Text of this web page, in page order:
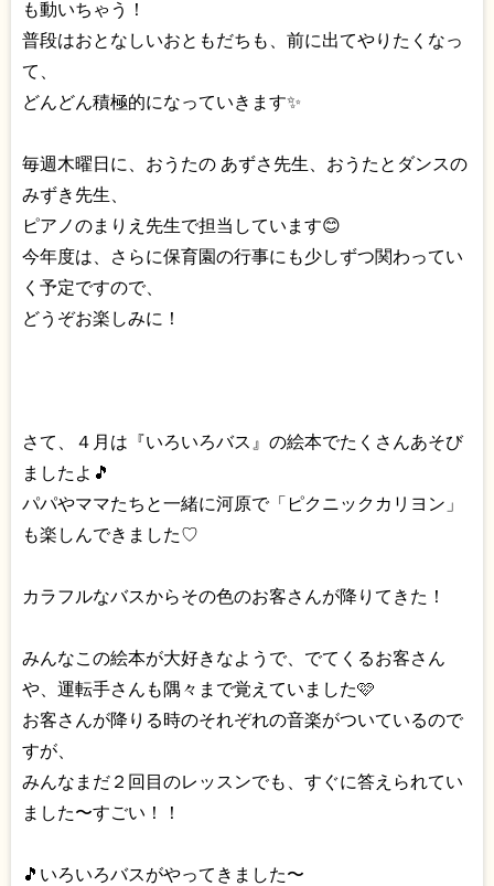
も動いちゃう！
普段はおとなしいおともだちも、前に出てやりたくなっ
て、
どんどん積極的になっていきます✨
毎週木曜日に、おうたの あずさ先生、おうたとダンスの
みずき先生、
ピアノのまりえ先生で担当しています😊
今年度は、さらに保育園の行事にも少しずつ関わってい
く予定ですので、
どうぞお楽しみに！
さて、４月は『いろいろバス』の絵本でたくさんあそび
ましたよ🎵
パパやママたちと一緒に河原で「ピクニックカリヨン」
も楽しんできました♡
カラフルなバスからその色のお客さんが降りてきた！
みんなこの絵本が大好きなようで、でてくるお客さん
や、運転手さんも隅々まで覚えていました🩷
お客さんが降りる時のそれぞれの音楽がついているので
すが、
みんなまだ２回目のレッスンでも、すぐに答えられてい
ました〜すごい！！
🎵いろいろバスがやってきました〜